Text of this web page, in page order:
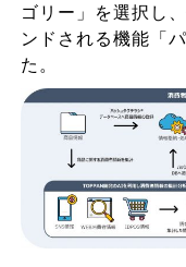
ゴリー」を選択し
ンドされる機能「
た。